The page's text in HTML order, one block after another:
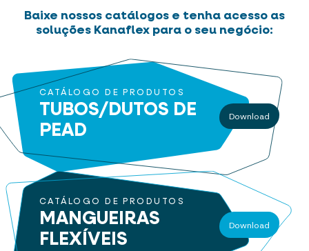
Baixe nossos catálogos e tenha acesso as
soluções Kanaflex para o seu negócio:
CATÁLOGO DE PRODUTOS
TUBOS/DUTOS DE
PEAD
Download
CATÁLOGO DE PRODUTOS
MANGUEIRAS
FLEXÍVEIS
Download